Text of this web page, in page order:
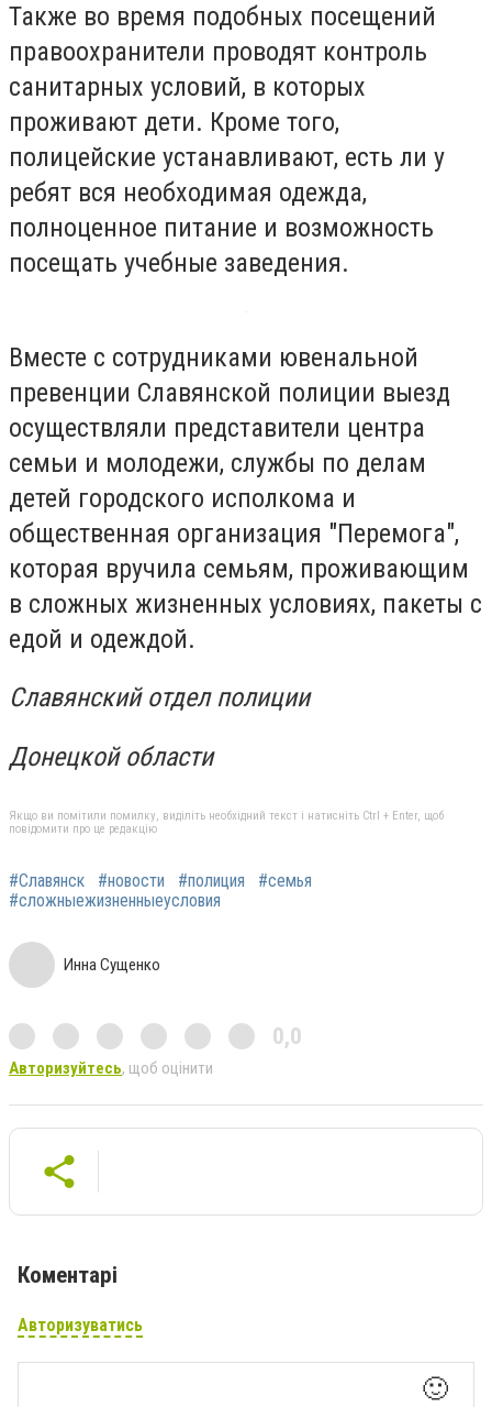
Также во время подобных посещений
правоохранители проводят контроль
санитарных условий, в которых
проживают дети. Кроме того,
полицейские устанавливают, есть ли у
ребят вся необходимая одежда,
полноценное питание и возможность
посещать учебные заведения.
Вместе с сотрудниками ювенальной
превенции Славянской полиции выезд
осуществляли представители центра
семьи и молодежи, службы по делам
детей городского исполкома и
общественная организация "Перемога",
которая вручила семьям, проживающим
в сложных жизненных условиях, пакеты с
едой и одеждой.
Славянский отдел полиции
Донецкой области
Якщо ви помітили помилку, виділіть необхідний текст і натисніть Ctrl + Enter, щоб
повідомити про це редакцію
#Славянск #новости #полиция
#семья
#сложныежизненныеусловия
Инна Сущенко
0,0
Авторизуйтесь, щоб оцінити
Коментарі
Авторизуватись
🙂